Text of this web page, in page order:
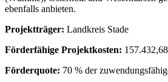
ebenfalls anbieten.
Projektträger: Landkreis Stade
Förderfähige Projektkosten:
Förderquote: 70 % der